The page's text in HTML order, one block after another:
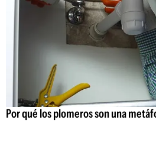
Por qué los plomeros son una